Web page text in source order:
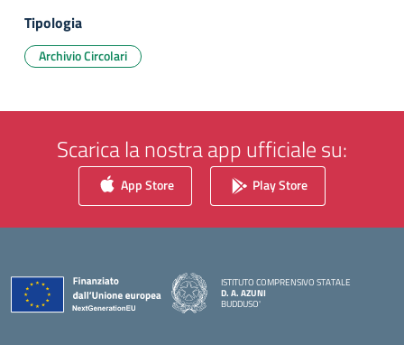
Tipologia
Archivio Circolari
Scarica la nostra app ufficiale su:
App Store Play Store
ISTITUTO COMPRENSIVO STATALE
D. A. AZUNI
BUDDUSO'